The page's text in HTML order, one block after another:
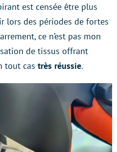
est censée être plus
lors des périodes de fortes
ce n’est pas mon
de tissus offrant
tout cas très réussie.